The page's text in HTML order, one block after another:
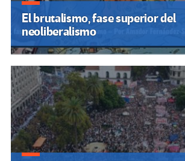
El brutalismo, fase superior del
neoliberalismo